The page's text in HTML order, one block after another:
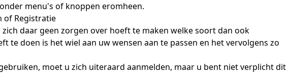
menu's of knoppen eromheen.
of Registratie
daar geen zorgen over hoeft te maken welke soort dan ook
te doen is het wiel aan uw wensen aan te passen en het vervolgens zo
moet u zich uiteraard aanmelden, maar u bent niet verplicht dit